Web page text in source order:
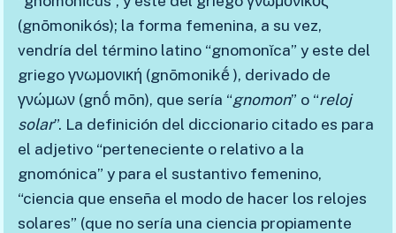
(gnōmonikós); la forma femenina, a su vez,
vendría del término latino “gnomonĭca” y este del
griego γνωμονική (gnōmonikḗ ), derivado de
γνώμων (gnṓ mōn), que sería “gnomon” o “reloj
solar”. La definición del diccionario citado es para
el adjetivo “perteneciente o relativo a la
gnomónica” y para el sustantivo femenino,
“ciencia que enseña el modo de hacer los relojes
solares” (que no sería una ciencia propiamente